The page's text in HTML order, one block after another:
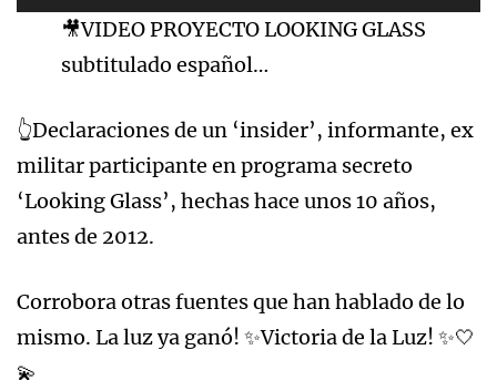
🎥VIDEO PROYECTO LOOKING GLASS
subtitulado español…
👆Declaraciones de un ‘insider’, informante, ex
militar participante en programa secreto
‘Looking Glass’, hechas hace unos 10 años,
antes de 2012.
Corrobora otras fuentes que han hablado de lo
mismo. La luz ya ganó! ✨Victoria de la Luz! ✨🤍
💫